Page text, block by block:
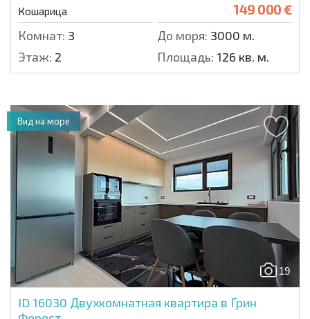
Кошарица 149 000 €
Комнат: 3 До моря: 3000 м.
Этаж: 2 Площадь: 126 кв. м.
19
ID 16030 Двухкомнатная квартира в Грин
Вид на море